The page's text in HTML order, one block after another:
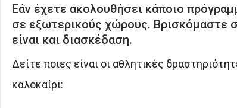
Εάν έχετε ακολουθήσει κάποιο
σε εξωτερικούς χώρους. Βρισκόμαστε
είναι και διασκέδαση.
Δείτε ποιες είναι οι αθλητικές
καλοκαίρι: